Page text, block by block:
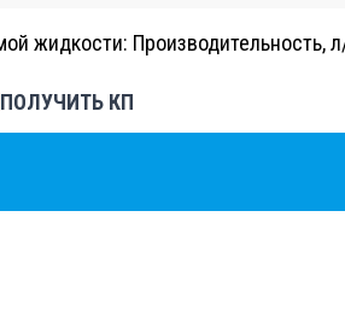
жидкости: Производительность,
ПОЛУЧИТЬ КП